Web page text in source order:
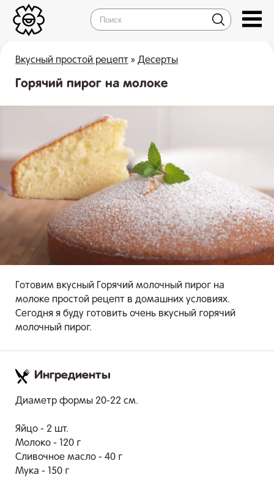
Вкусный простой рецепт » Десерты
Горячий пирог на молоке
Готовим вкусный Горячий молочный пирог на
молоке простой рецепт в домашних условиях.
Сегодня я буду готовить очень вкусный горячий
молочный пирог.
Ингредиенты
Диаметр формы 20-22 см.
Яйцо - 2 шт.
Молоко - 120 г
Сливочное масло - 40 г
Мука - 150 г